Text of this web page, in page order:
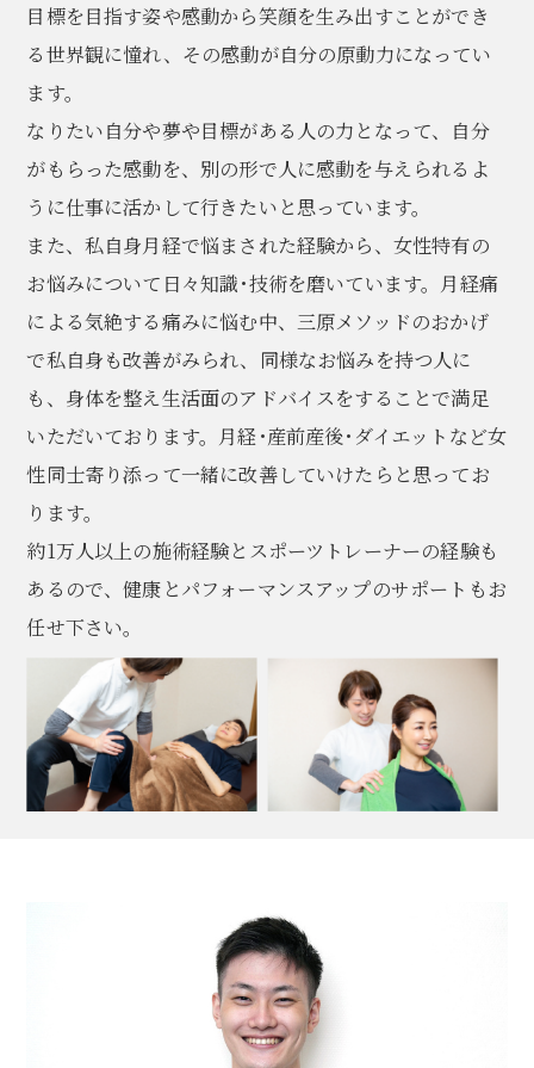
目標を目指す姿や感動から笑顔を生み出すことができ
る世界観に憧れ、その感動が自分の原動力になってい
ます。
なりたい自分や夢や目標がある人の力となって、自分
がもらった感動を、別の形で人に感動を与えられるよ
うに仕事に活かして行きたいと思っています。
また、私自身月経で悩まされた経験から、女性特有の
お悩みについて日々知識･技術を磨いています。月経痛
による気絶する痛みに悩む中、三原メソッドのおかげ
で私自身も改善がみられ、同様なお悩みを持つ人に
も、身体を整え生活面のアドバイスをすることで満足
いただいております。月経･産前産後･ダイエットなど女
性同士寄り添って一緒に改善していけたらと思ってお
ります。
約1万人以上の施術経験とスポーツトレーナーの経験も
あるので、健康とパフォーマンスアップのサポートもお
任せ下さい。